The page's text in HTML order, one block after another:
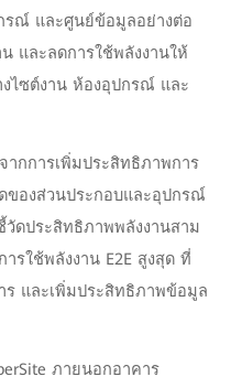
รณ์ และศูนย์ข้อมูลอย่างต่อ
และลดการใช้พลังงานให้
ไซต์งาน ห้องอุปกรณ์ และ
กการเพิ่มประสิทธิภาพการ
ของส่วนประกอบและอุปกรณ์
วัดประสิทธิภาพพลังงานสาม
รใช้พลังงาน E2E สูงสุด ที่
และเพิ่มประสิทธิภาพข้อมูล
ภายนอกอาคาร